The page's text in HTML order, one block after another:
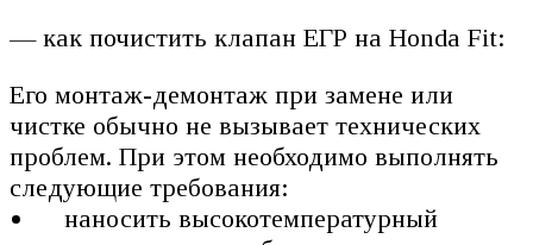
— как почистить клапан ЕГР на Honda Fit:
Его монтаж-демонтаж при замене или
чистке обычно не вызывает технических
проблем. При этом необходимо выполнять
следующие требования:
наносить высокотемпературный